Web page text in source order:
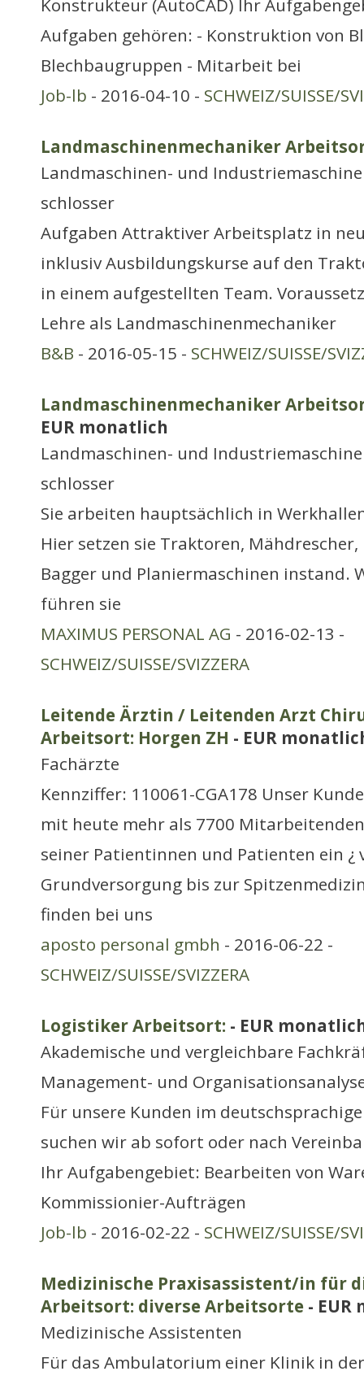
Konstrukteur (AutoCAD) Ihr
Aufgaben gehören: - Konstruktion von
Blechbaugruppen - Mitarbeit bei
Job-lb - 2016-04-10 - SCHWEIZ/SUISSE/
Landmaschinenmechaniker
Landmaschinen- und
schlosser
Aufgaben Attraktiver Arbeitsplatz in
inklusiv Ausbildungskurse auf den
in einem aufgestellten Team.
Lehre als Landmaschinenmechaniker
B&B - 2016-05-15 - SCHWEIZ/SUISSE/
Landmaschinenmechaniker
EUR monatlich
Landmaschinen- und
schlosser
Sie arbeiten hauptsächlich in
Hier setzen sie Traktoren,
Bagger und Planiermaschinen instand.
führen sie
MAXIMUS PERSONAL AG - 2016-02-13 -
SCHWEIZ/SUISSE/SVIZZERA
Leitende Ärztin / Leitenden Arzt
Arbeitsort: Horgen ZH - EUR
Fachärzte
Kennziffer: 110061-CGA178 Unser
mit heute mehr als 7700
seiner Patientinnen und Patienten ein ¿
Grundversorgung bis zur
finden bei uns
aposto personal gmbh - 2016-06-22 -
SCHWEIZ/SUISSE/SVIZZERA
Logistiker Arbeitsort: - EUR
Akademische und vergleichbare
Management- und
Für unsere Kunden im
suchen wir ab sofort oder nach
Ihr Aufgabengebiet: Bearbeiten von
Kommissionier-Aufträgen
Job-lb - 2016-02-22 - SCHWEIZ/SUISSE/
Medizinische Praxisassistent/in für
Arbeitsort: diverse Arbeitsorte -
Medizinische Assistenten
Für das Ambulatorium einer Klinik in